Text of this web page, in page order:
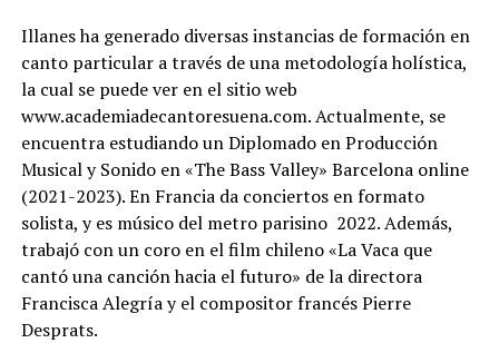
Illanes ha generado diversas instancias de formación en
canto particular a través de una metodología holística,
la cual se puede ver en el sitio web
www.academiadecantoresuena.com. Actualmente, se
encuentra estudiando un Diplomado en Producción
Musical y Sonido en «The Bass Valley» Barcelona online
(2021-2023). En Francia da conciertos en formato
solista, y es músico del metro parisino 2022. Además,
trabajó con un coro en el film chileno «La Vaca que
cantó una canción hacia el futuro» de la directora
Francisca Alegría y el compositor francés Pierre
Desprats.